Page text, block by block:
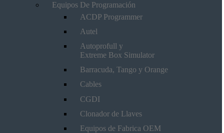
Equipos De Programación
ACDP Programmer
Autel
Autoprofull y
Extreme Box Simulator
Barracuda, Tango y Orange
Cables
CGDI
Clonador de Llaves
Equipos de Fabrica OEM